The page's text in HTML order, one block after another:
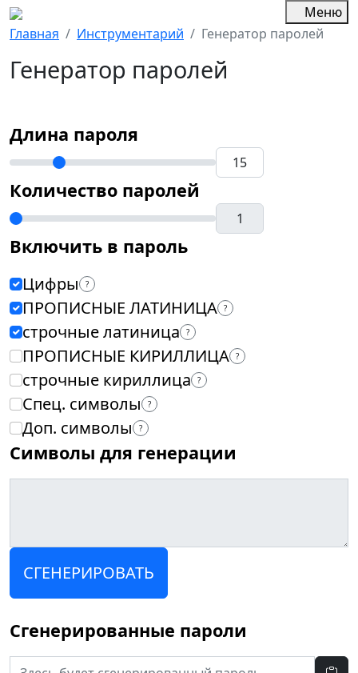
Меню
Главная
Инструментарий Генератор паролей
Генератор паролей
Длина пароля
Количество паролей
Включить в пароль
Цифры ?
ПРОПИСНЫЕ ЛАТИНИЦА ?
строчные латиница ?
ПРОПИСНЫЕ КИРИЛЛИЦА ?
строчные кириллица ?
Спец. символы ?
Доп. символы ?
Символы для генерации
СГЕНЕРИРОВАТЬ
Сгенерированные пароли